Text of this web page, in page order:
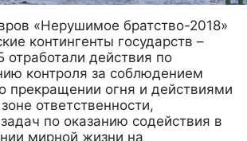
«Нерушимое братство-2018»
контингенты государств –
действия по
контроля за соблюдением
прекращении огня и действиями
ответственности,
по оказанию содействия в
мирной жизни на